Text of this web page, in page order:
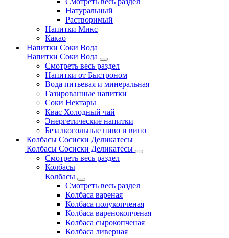
Натуральный
Растворимый
Напитки Микс
Какао
Напитки Соки Вода
Напитки Соки Вода
Смотреть весь раздел
Напитки от Быстроном
Вода питьевая и минеральная
Газированные напитки
Соки Нектары
Квас Холодный чай
Энергетические напитки
Безалкогольные пиво и вино
Колбасы Сосиски Деликатесы
Колбасы Сосиски Деликатесы
Смотреть весь раздел
Колбасы
Колбасы
Смотреть весь раздел
Колбаса вареная
Колбаса полукопченая
Колбаса варенокопченая
Колбаса сырокопченая
Колбаса ливерная